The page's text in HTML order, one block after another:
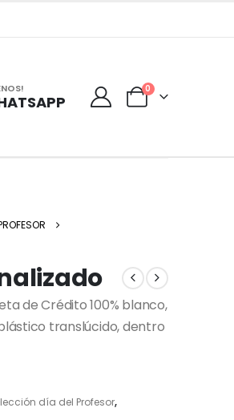
0
de Crédito 100% blanco,
translúcido, dentro
día del Profesor,